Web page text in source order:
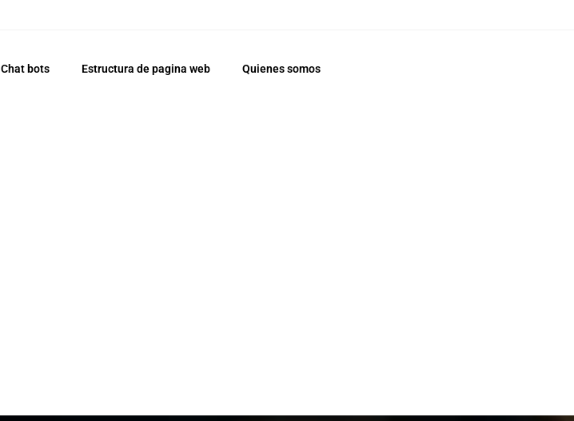
Chat bots Estructura de pagina web Quienes somos